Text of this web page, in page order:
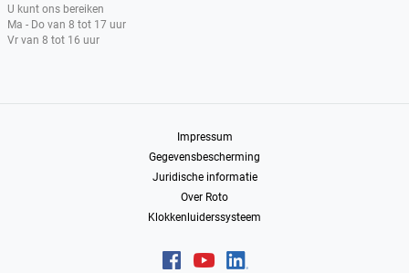
U kunt ons bereiken
Ma - Do van 8 tot 17 uur
Vr van 8 tot 16 uur
Impressum
Gegevensbescherming
Juridische informatie
Over Roto
Klokkenluiderssysteem